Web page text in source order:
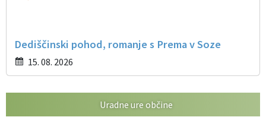
Dediščinski pohod, romanje s Prema v Soze
15. 08. 2026
Uradne ure občine